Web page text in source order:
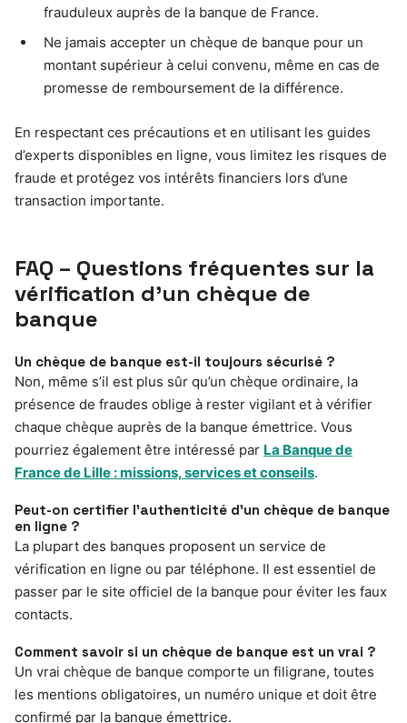
frauduleux auprès de la banque de France.
Ne jamais accepter un chèque de banque pour un
montant supérieur à celui convenu, même en cas de
promesse de remboursement de la différence.
En respectant ces précautions et en utilisant les guides
d’experts disponibles en ligne, vous limitez les risques de
fraude et protégez vos intérêts financiers lors d’une
transaction importante.
FAQ – Questions fréquentes sur la
vérification d’un chèque de
banque
Un chèque de banque est-il toujours sécurisé ?
Non, même s’il est plus sûr qu’un chèque ordinaire, la
présence de fraudes oblige à rester vigilant et à vérifier
chaque chèque auprès de la banque émettrice. Vous
pourriez également être intéressé par La Banque de
France de Lille : missions, services et conseils.
Peut-on certifier l’authenticité d’un chèque de banque
en ligne ?
La plupart des banques proposent un service de
vérification en ligne ou par téléphone. Il est essentiel de
passer par le site officiel de la banque pour éviter les faux
contacts.
Comment savoir si un chèque de banque est un vrai ?
Un vrai chèque de banque comporte un filigrane, toutes
les mentions obligatoires, un numéro unique et doit être
confirmé par la banque émettrice.